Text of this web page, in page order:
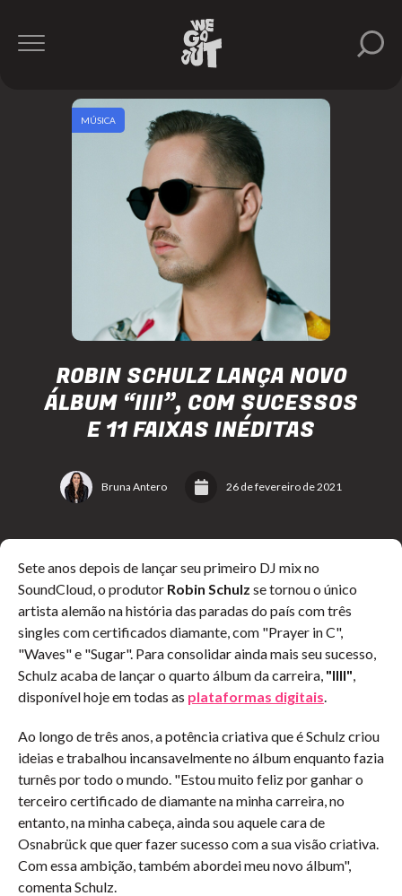
ROBIN SCHULZ LANÇA NOVO
ÁLBUM “IIII”, COM SUCESSOS
E 11 FAIXAS INÉDITAS
Bruna Antero 26 de fevereiro de 2021
MÚSICA
Sete anos depois de lançar seu primeiro DJ mix no
SoundCloud, o produtor Robin Schulz se tornou o único
artista alemão na história das paradas do país com três
singles com certificados diamante, com "Prayer in C",
"Waves" e "Sugar". Para consolidar ainda mais seu sucesso,
Schulz acaba de lançar o quarto álbum da carreira, "IIII",
disponível hoje em todas as plataformas digitais.
Ao longo de três anos, a potência criativa que é Schulz criou
ideias e trabalhou incansavelmente no álbum enquanto fazia
turnês por todo o mundo. "Estou muito feliz por ganhar o
terceiro certificado de diamante na minha carreira, no
entanto, na minha cabeça, ainda sou aquele cara de
Osnabrück que quer fazer sucesso com a sua visão criativa.
Com essa ambição, também abordei meu novo álbum",
comenta Schulz.